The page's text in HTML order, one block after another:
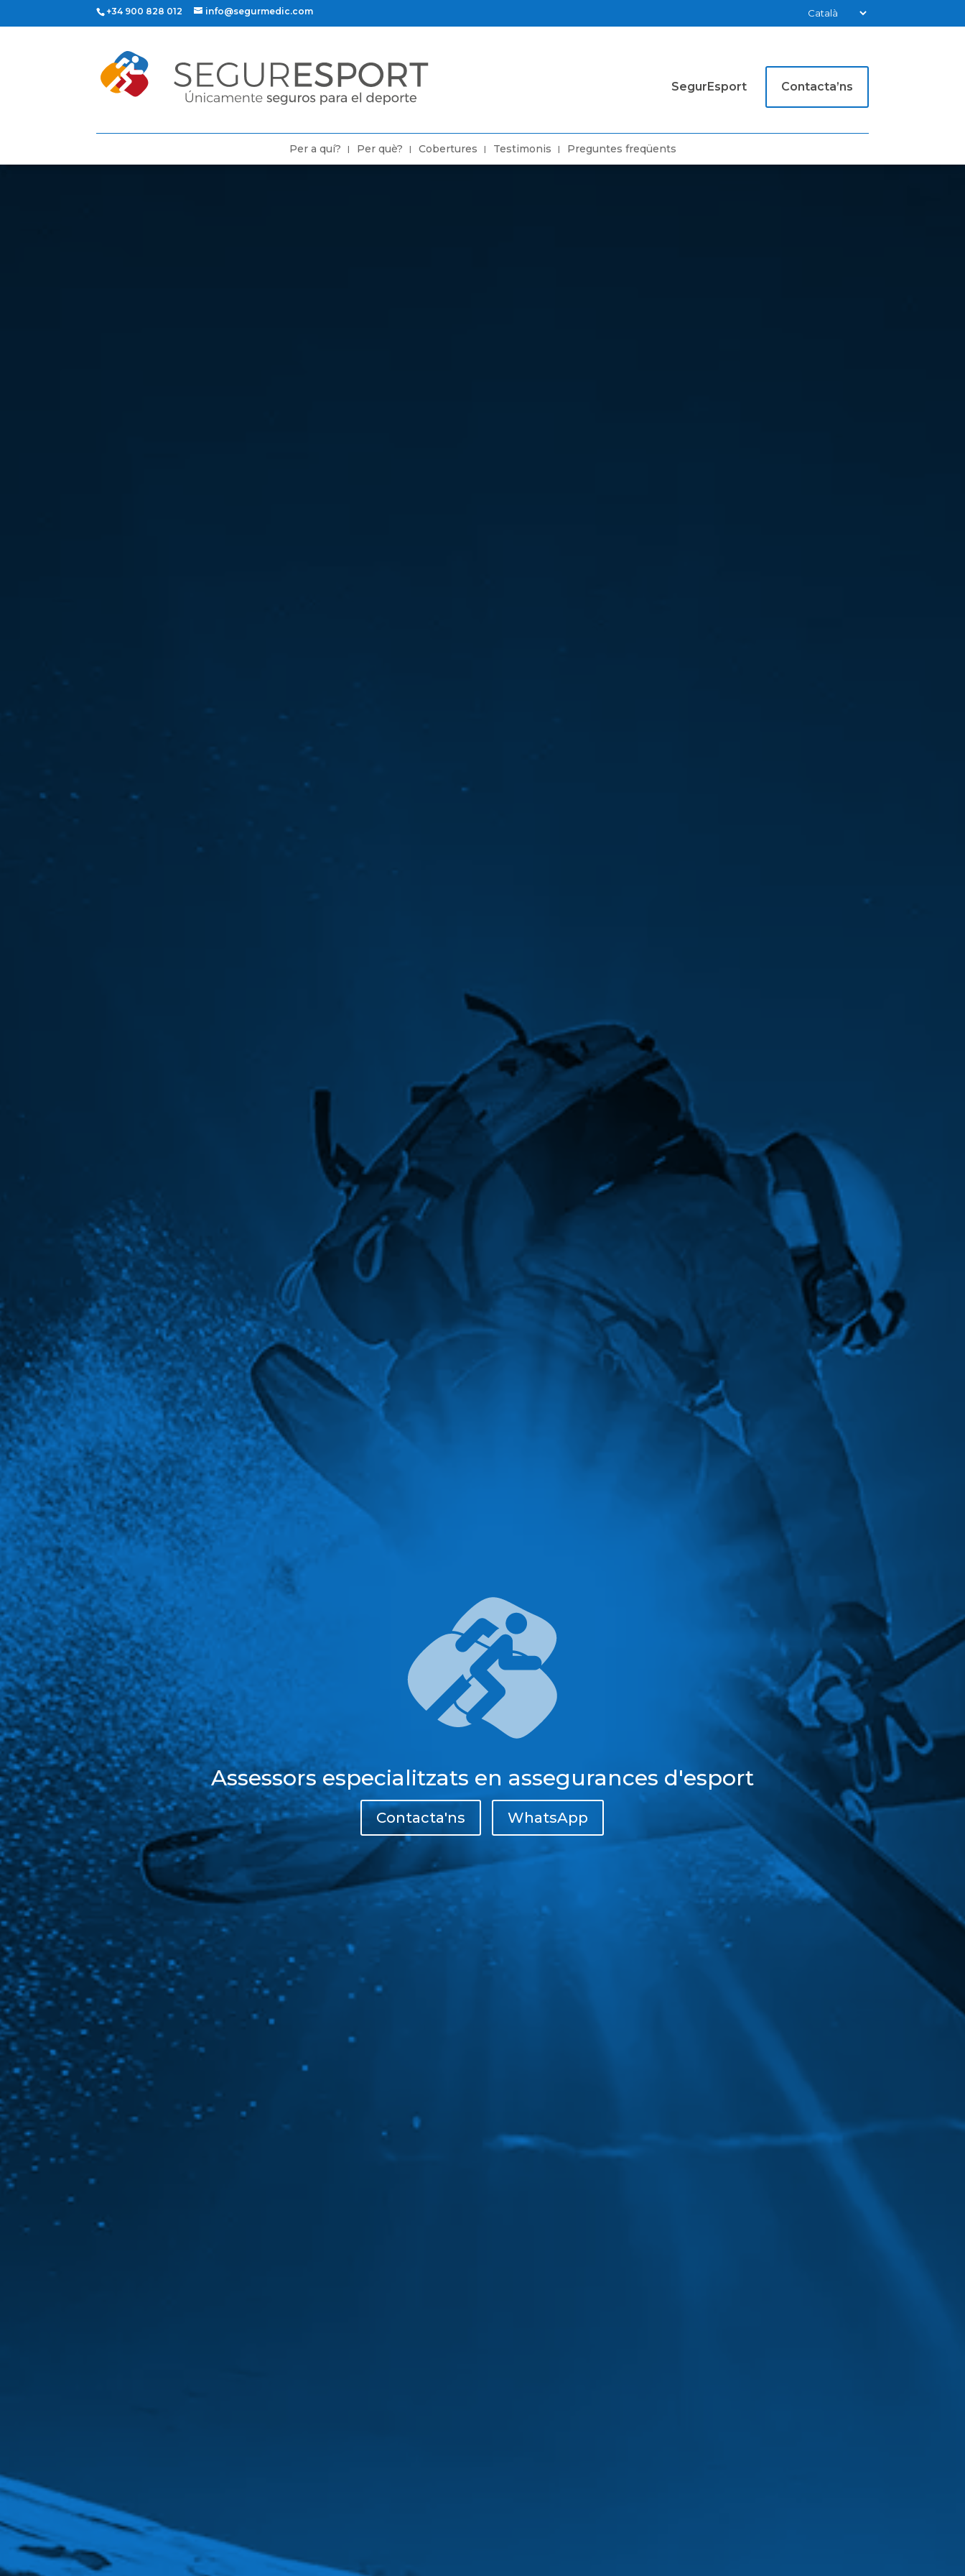
+34 900 828 012 info@segurmedic.com
SegurEsport Contacta’ns
Per a quí? Per què? Cobertures Testimonis Preguntes freqüents
Assessors especialitzats en assegurances d'esport
Contacta'ns WhatsApp